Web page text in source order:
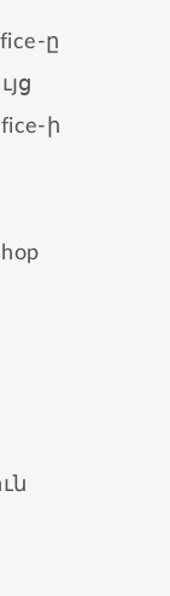
ը
ի